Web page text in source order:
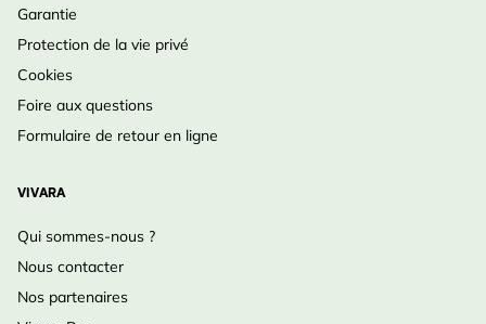
Garantie
Protection de la vie privé
Cookies
Foire aux questions
Formulaire de retour en ligne
VIVARA
Qui sommes-nous ?
Nous contacter
Nos partenaires